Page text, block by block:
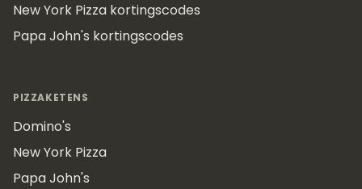
New York Pizza kortingscodes
Papa John's kortingscodes
PIZZAKETENS
Domino's
New York Pizza
Papa John's